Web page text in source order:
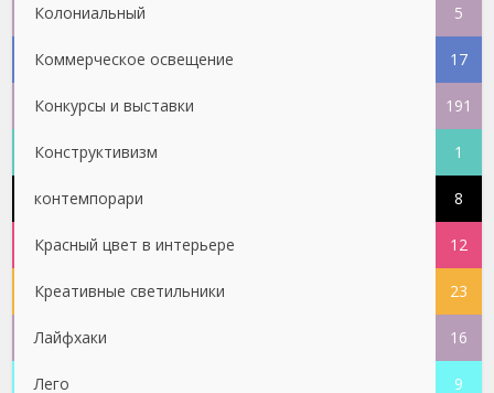
Колониальный 5
Коммерческое освещение 17
Конкурсы и выставки 191
Конструктивизм 1
контемпорари 8
Красный цвет в интерьере 12
Креативные светильники 23
Лайфхаки 16
Лего 9